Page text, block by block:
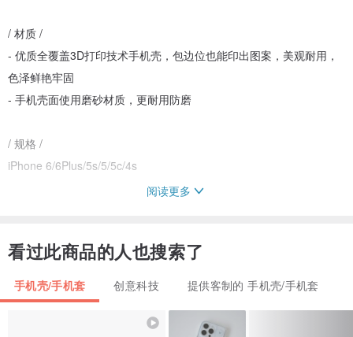
/ 材质 /
- 优质全覆盖3D打印技术手机壳，包边位也能印出图案，美观耐用，
色泽鲜艳牢固
- 手机壳面使用磨砂材质，更耐用防磨
/ 规格 /
iPhone 6/6Plus/5s/5/5c/4s
若客人订购除iPhone以外的型号手机壳，请将您需要订制的手机品牌
和型号留言给我们，确认型号后我们这边便会安排制作~^ω^~♡
阅读更多
看过此商品的人也搜索了
手机壳/手机套 创意科技 提供客制的 手机壳/手机套